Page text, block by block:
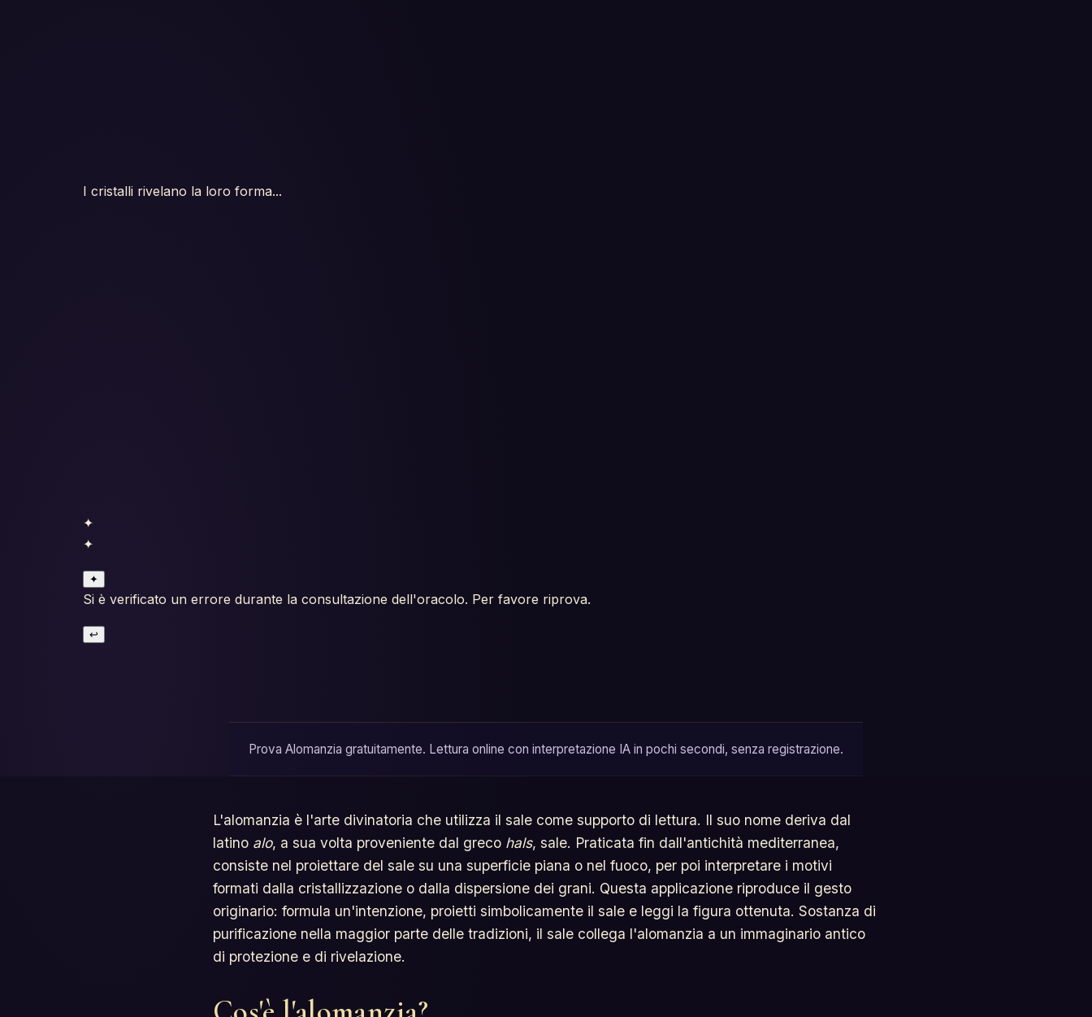
I cristalli rivelano la loro forma...
✦
✦
✦
Si è verificato un errore durante la consultazione dell'oracolo. Per favore riprova.
↩
Prova Alomanzia gratuitamente. Lettura online con interpretazione IA in pochi secondi, senza registrazione.
L'alomanzia è l'arte divinatoria che utilizza il sale come supporto di lettura. Il suo nome deriva dal
latino alo, a sua volta proveniente dal greco hals, sale. Praticata fin dall'antichità mediterranea,
consiste nel proiettare del sale su una superficie piana o nel fuoco, per poi interpretare i motivi
formati dalla cristallizzazione o dalla dispersione dei grani. Questa applicazione riproduce il gesto
originario: formula un'intenzione, proietti simbolicamente il sale e leggi la figura ottenuta. Sostanza di
purificazione nella maggior parte delle tradizioni, il sale collega l'alomanzia a un immaginario antico
di protezione e di rivelazione.